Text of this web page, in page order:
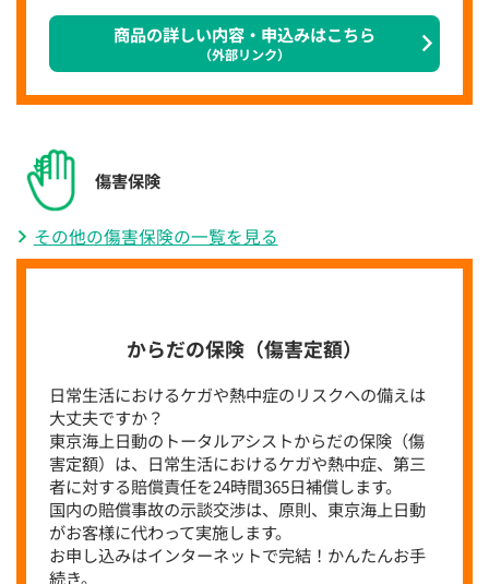
商品の詳しい内容・申込みはこちら
（外部リンク）
傷害保険
その他の傷害保険の一覧を見る
からだの保険（傷害定額）
日常生活におけるケガや熱中症のリスクへの備えは
大丈夫ですか？
東京海上日動のトータルアシストからだの保険（傷
害定額）は、日常生活におけるケガや熱中症、第三
者に対する賠償責任を24時間365日補償します。
国内の賠償事故の示談交渉は、原則、東京海上日動
がお客様に代わって実施します。
お申し込みはインターネットで完結！かんたんお手
続き。